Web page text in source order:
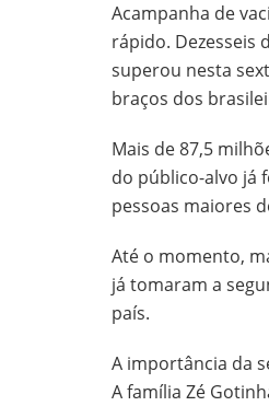
Acampanha de
rápido. Dezesseis
superou nesta
braços dos
Mais de 87,5
do público-alvo já
pessoas maiores
Até o momento,
já tomaram a
país.
A importância da
A família Zé